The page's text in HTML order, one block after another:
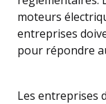
moteurs
entreprises
pour répondre
Les entreprises